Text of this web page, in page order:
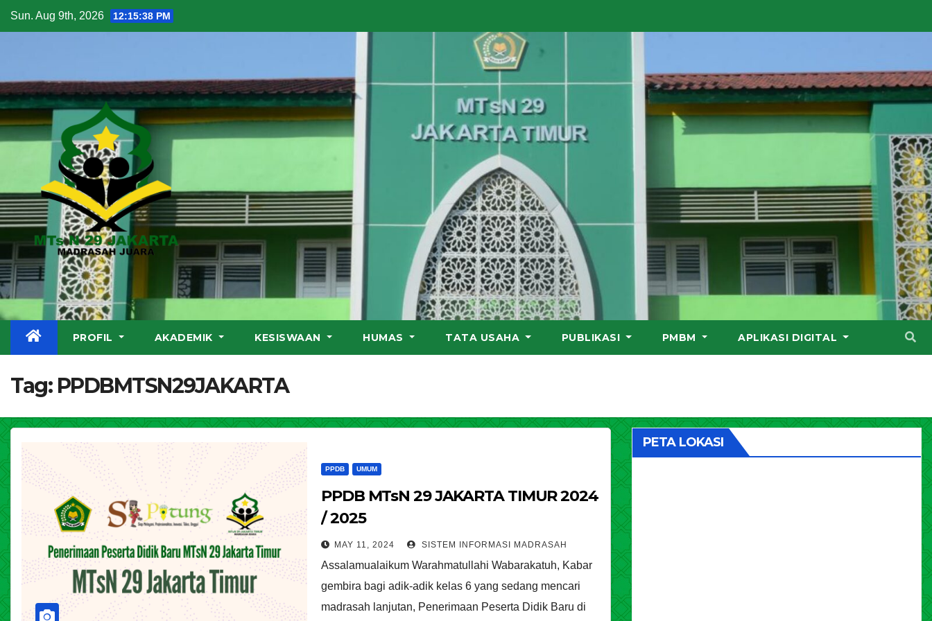
Skip
to
Sun. Aug 9th, 2026 12:15:39 PM
PROFIL AKADEMIK KESISWAAN HUMAS TATA USAHA PUBLIKASI PMBM APLIKASI DIGITAL
Tag: PPDBMTSN29JAKARTA
PPDB UMUM
PPDB MTsN 29 JAKARTA TIMUR 2024
/ 2025
MAY 11, 2024 SISTEM INFORMASI MADRASAH
Assalamualaikum Warahmatullahi Wabarakatuh, Kabar
gembira bagi adik-adik kelas 6 yang sedang mencari
madrasah lanjutan, Penerimaan Peserta Didik Baru di
PETA LOKASI